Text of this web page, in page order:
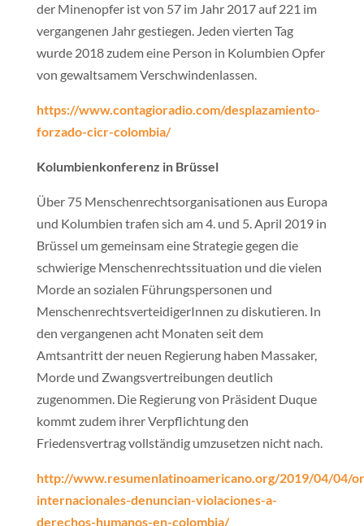
der Minenopfer ist von 57 im Jahr 2017 auf 221 im
vergangenen Jahr gestiegen. Jeden vierten Tag
wurde 2018 zudem eine Person in Kolumbien Opfer
von gewaltsamem Verschwindenlassen.
https://www.contagioradio.com/desplazamiento-
forzado-cicr-colombia/
Kolumbienkonferenz in Brüssel
Über 75 Menschenrechtsorganisationen aus Europa
und Kolumbien trafen sich am 4. und 5. April 2019 in
Brüssel um gemeinsam eine Strategie gegen die
schwierige Menschenrechtssituation und die vielen
Morde an sozialen Führungspersonen und
MenschenrechtsverteidigerInnen zu diskutieren. In
den vergangenen acht Monaten seit dem
Amtsantritt der neuen Regierung haben Massaker,
Morde und Zwangsvertreibungen deutlich
zugenommen. Die Regierung von Präsident Duque
kommt zudem ihrer Verpflichtung den
Friedensvertrag vollständig umzusetzen nicht nach.
http://www.resumenlatinoamericano.org/2019/04/04/
internacionales-denuncian-violaciones-a-
derechos-humanos-en-colombia/